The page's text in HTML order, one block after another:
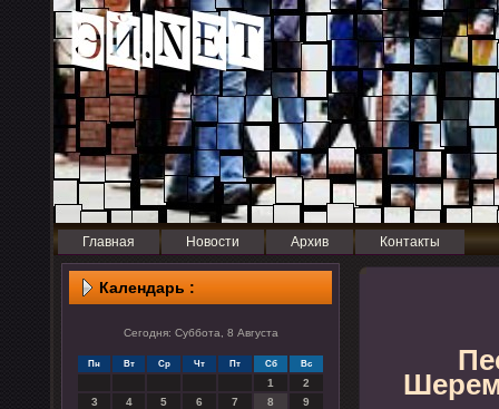
Главная Новости Архив Контакты
Календарь :
Сегодня: Суббота, 8 Августа
Пн Вт Ср Чт Пт Сб Вс
1
2
3
4 5 6 7 8
9